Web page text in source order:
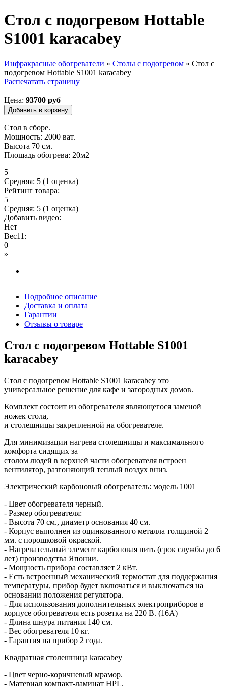
Стол с подогревом Hottable
S1001 karacabey
Вы здесь
Инфракрасные обогреватели » Столы с подогревом » Стол с
подогревом Hottable S1001 karacabey
Распечатать страницу
Цена: 93700 руб
Стол в сборе.
Мощность: 2000 ват.
Высота 70 см.
Площадь обогрева: 20м2
5
Средняя: 5 (1 оценка)
Рейтинг товара:
5
Средняя: 5 (1 оценка)
Добавить видео:
Нет
Вес11:
0
»
Подробное описание
Доставка и оплата
Гарантии
Отзывы о товаре
Стол с подогревом Hottable S1001
karacabey
Стол с подогревом Hottable S1001 karacabey это
универсальное решение для кафе и загородных домов.
Комплект состоит из обогревателя являющегося заменой
ножек стола,
и столешницы закрепленной на обогревателе.
Для минимизации нагрева столешницы и максимального
комфорта сидящих за
столом людей в верхней части обогревателя встроен
вентилятор, разгоняющий теплый воздух вниз.
Электрический карбоновый обогреватель: модель 1001
- Цвет обогревателя черный.
- Размер обогревателя:
- Высота 70 см., диаметр основания 40 см.
- Корпус выполнен из оцинкованного металла толщиной 2
мм. с порошковой окраской.
- Нагревательный элемент карбоновая нить (срок службы до 6
лет) производства Японии.
- Мощность прибора составляет 2 кВт.
- Есть встроенный механический термостат для поддержания
температуры, прибор будет включаться и выключаться на
основании положения регулятора.
- Для использования дополнительных электроприборов в
корпусе обогревателя есть розетка на 220 В. (16А)
- Длина шнура питания 140 см.
- Вес обогревателя 10 кг.
- Гарантия на прибор 2 года.
Квадратная столешница karacabey
- Цвет черно-коричневый мрамор.
- Материал компакт-ламинат HPL.